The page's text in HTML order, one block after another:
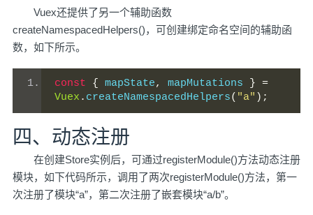
Vuex还提供了另一个辅助函数
createNamespacedHelpers()，可创建绑定命名空间的辅助函
数，如下所示。
const { mapState, mapMutations } =
Vuex . createNamespacedHelpers( "a" );
四、动态注册
在创建Store实例后，可通过registerModule()方法动态注册
模块，如下代码所示，调用了两次registerModule()方法，第一
次注册了模块“a”，第二次注册了嵌套模块“a/b”。